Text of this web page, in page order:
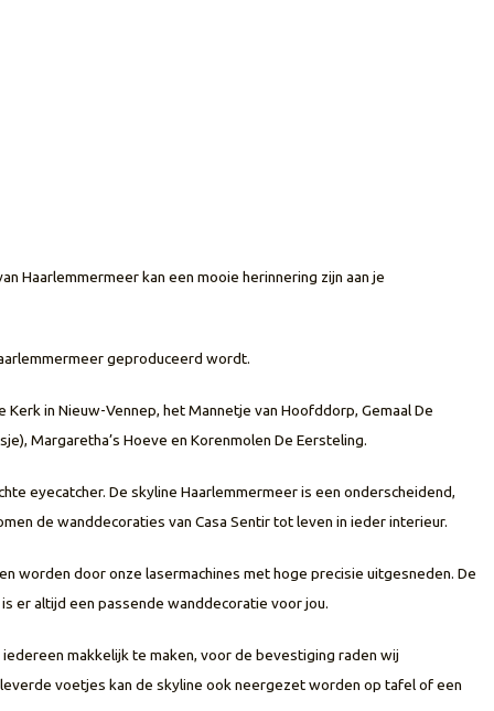
Haarlemmermeer kan een mooie herinnering zijn aan je
geproduceerd wordt.
in Nieuw-Vennep, het Mannetje van Hoofddorp, Gemaal De
Margaretha’s Hoeve en Korenmolen De Eersteling.
eyecatcher. De skyline Haarlemmermeer is een onderscheidend,
de wanddecoraties van Casa Sentir tot leven in ieder interieur.
worden door onze lasermachines met hoge precisie uitgesneden. De
er altijd een passende wanddecoratie voor jou.
makkelijk te maken, voor de bevestiging raden wij
voetjes kan de skyline ook neergezet worden op tafel of een